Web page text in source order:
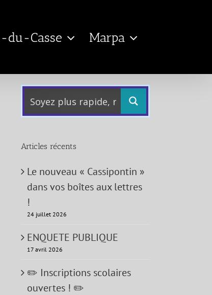
du-Casse Marpa
Articles récents
Le nouveau « Cassipontin »
dans vos boîtes aux lettres
!
24 juillet 2026
ENQUETE PUBLIQUE
17 avril 2026
✏️ Inscriptions scolaires
ouvertes ! ✏️